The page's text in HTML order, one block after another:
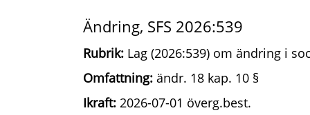
Ändring, SFS 2026:539
Rubrik: Lag (2026:539) om ändring i
Omfattning: ändr. 18 kap. 10 §
Ikraft: 2026-07-01 överg.best.